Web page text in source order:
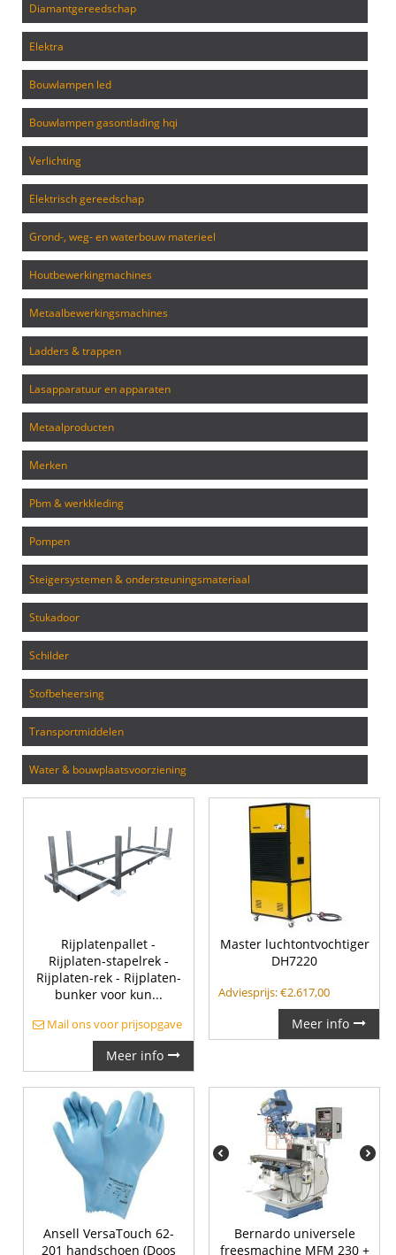
diamantgereedschap
elektra
bouwlampen led
bouwlampen gasontlading hqi
verlichting
elektrisch gereedschap
grond-, weg- en waterbouw materieel
houtbewerkingmachines
metaalbewerkingsmachines
ladders & trappen
lasapparatuur en apparaten
metaalproducten
merken
pbm & werkkleding
pompen
steigersystemen & ondersteuningsmateriaal
stukadoor
schilder
stofbeheersing
transportmiddelen
water & bouwplaatsvoorziening
Rijplatenpallet -
Rijplaten-stapelrek -
Rijplaten-rek - Rijplaten-
bunker voor kun...
Mail ons voor prijsopgave
Meer info
Master luchtontvochtiger
DH7220
Adviesprijs:€2.617,00
Meer info
Ansell VersaTouch 62-
201 handschoen (Doos
Bernardo universele
freesmachine MFM 230 +